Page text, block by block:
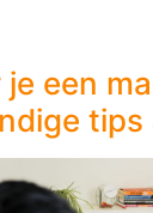
je een
tips